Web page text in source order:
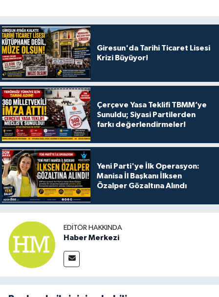
Giresun'da Tarihi Ticaret Lisesi
Krizi Büyüyor!
Çerçeve Yasa Teklifi TBMM’ye
Sunuldu; Siyasi Partilerden
farkı değerlendirmeler!
Yeni Parti'ye İlk Operasyon:
Manisa İl Başkanı İlksen
Özalper Gözaltına Alındı
EDITÖR HAKKINDA
Haber Merkezi